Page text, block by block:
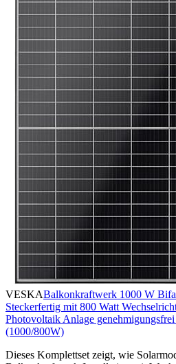
VESKABalkonkraftwerk 1000 W
Steckerfertig mit 800 Watt
Photovoltaik Anlage
(1000/800W)
Dieses Komplettset zeigt, wie